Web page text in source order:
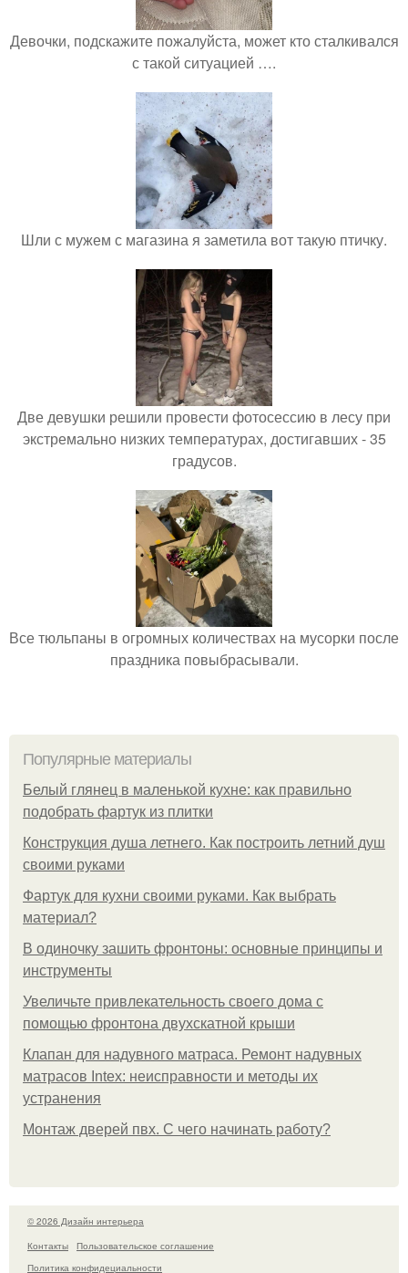
Девочки, подскажите пожалуйста, может кто сталкивался
с такой ситуацией ….
Шли с мужем с магазина я заметила вот такую птичку.
Две девушки решили провести фотосессию в лесу при
экстремально низких температурах, достигавших - 35
градусов.
Все тюльпаны в огромных количествах на мусорки после
праздника повыбрасывали.
Популярные материалы
Белый глянец в маленькой кухне: как правильно
подобрать фартук из плитки
Конструкция душа летнего. Как построить летний душ
своими руками
Фартук для кухни своими руками. Как выбрать
материал?
В одиночку зашить фронтоны: основные принципы и
инструменты
Увеличьте привлекательность своего дома с
помощью фронтона двухскатной крыши
Клапан для надувного матраса. Ремонт надувных
матрасов Intex: неисправности и методы их
устранения
Монтаж дверей пвх. С чего начинать работу?
© 2026 Дизайн интерьера
Контакты
Пользовательское соглашение
Политика конфидециальности